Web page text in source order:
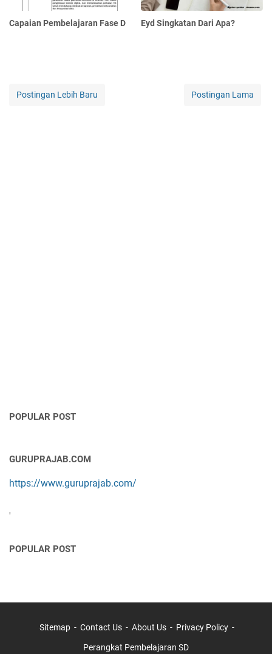
Capaian Pembelajaran Fase D Eyd Singkatan Dari Apa?
Postingan Lebih Baru Postingan Lama
POPULAR POST
GURUPRAJAB.COM
https://www.guruprajab.com/
'
POPULAR POST
Sitemap Contact Us About Us Privacy Policy
Perangkat Pembelajaran SD